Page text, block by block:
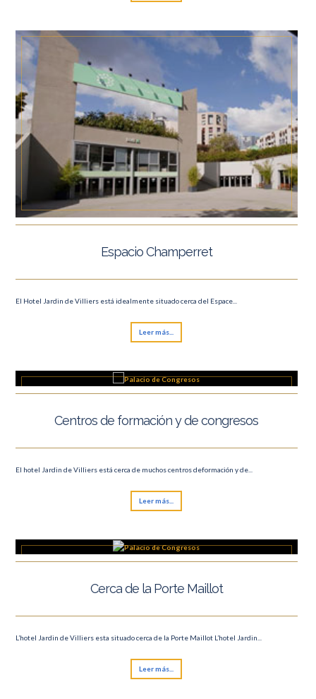
Espacio Champerret
El Hotel Jardin de Villiers está idealmente situado cerca del Espace...
Leer más...
Centros de formación y de congresos
El hotel Jardin de Villiers está cerca de muchos centros deformación y de...
Leer más...
Cerca de la Porte Maillot
L’hotel Jardin de Villiers esta situado cerca de la Porte Maillot L’hotel Jardin...
Leer más...